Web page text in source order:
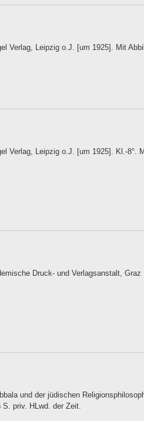
Verlag, Leipzig o.J. [um 1925]. Mit
Verlag, Leipzig o.J. [um 1925]. Kl.-8°.
Druck- und Verlagsanstalt,
und der jüdischen
S. priv. HLwd. der Zeit.